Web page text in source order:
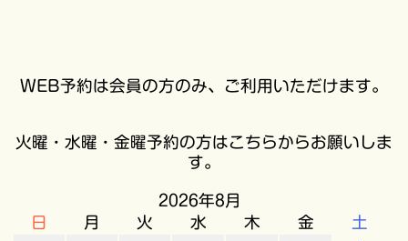
WEB予約は会員の方のみ、ご利用いただけます。
火曜・水曜・金曜予約の方はこちらからお願いしま
す。
2026年8月
日
月 火 水 木 金 土